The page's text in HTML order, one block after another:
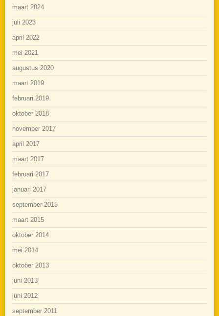
maart 2024
juli 2023
april 2022
mei 2021
augustus 2020
maart 2019
februari 2019
oktober 2018
november 2017
april 2017
maart 2017
februari 2017
januari 2017
september 2015
maart 2015
oktober 2014
mei 2014
oktober 2013
juni 2013
juni 2012
september 2011